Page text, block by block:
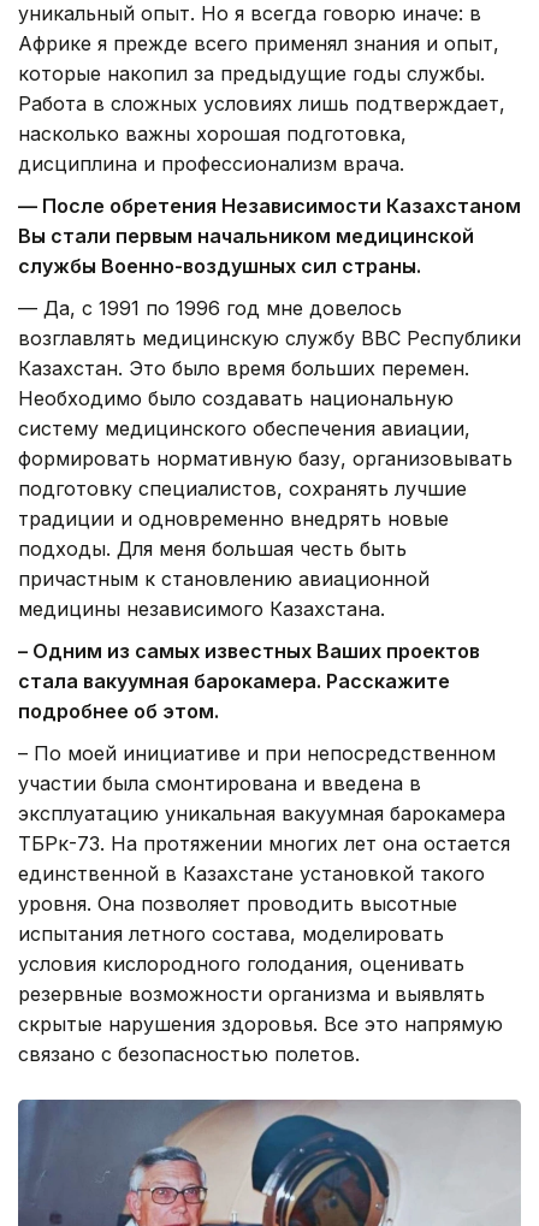
уникальный опыт. Но я всегда говорю иначе: в
Африке я прежде всего применял знания и опыт,
которые накопил за предыдущие годы службы.
Работа в сложных условиях лишь подтверждает,
насколько важны хорошая подготовка,
дисциплина и профессионализм врача.
— После обретения Независимости Казахстаном
Вы стали первым начальником медицинской
службы Военно-воздушных сил страны.
— Да, с 1991 по 1996 год мне довелось
возглавлять медицинскую службу ВВС Республики
Казахстан. Это было время больших перемен.
Необходимо было создавать национальную
систему медицинского обеспечения авиации,
формировать нормативную базу, организовывать
подготовку специалистов, сохранять лучшие
традиции и одновременно внедрять новые
подходы. Для меня большая честь быть
причастным к становлению авиационной
медицины независимого Казахстана.
– Одним из самых известных Ваших проектов
стала вакуумная барокамера. Расскажите
подробнее об этом.
– По моей инициативе и при непосредственном
участии была смонтирована и введена в
эксплуатацию уникальная вакуумная барокамера
ТБРк-73. На протяжении многих лет она остается
единственной в Казахстане установкой такого
уровня. Она позволяет проводить высотные
испытания летного состава, моделировать
условия кислородного голодания, оценивать
резервные возможности организма и выявлять
скрытые нарушения здоровья. Все это напрямую
связано с безопасностью полетов.